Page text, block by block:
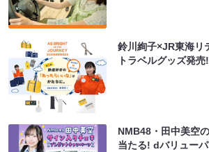
鈴川絢子×JR東海リ
トラベルグッズ発
NMB48・田中美空
当たる! dバリュー